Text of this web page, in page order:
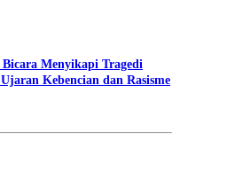
Menyikapi Tragedi
Kebencian dan Rasisme